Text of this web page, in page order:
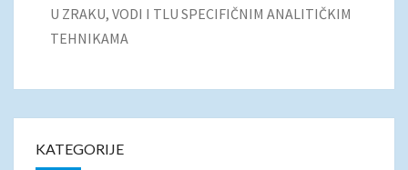
U ZRAKU, VODI I TLU SPECIFIČNIM ANALITIČKIM
TEHNIKAMA
KATEGORIJE